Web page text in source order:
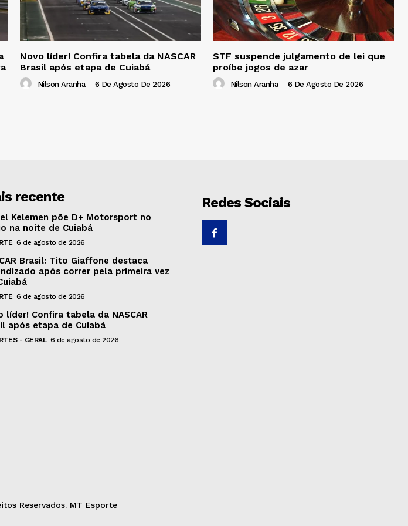
Novo líder! Confira tabela da NASCAR
Brasil após etapa de Cuiabá
Nilson Aranha - 6 De Agosto De 2026
STF suspende julgamento de lei que
proíbe jogos de azar
Nilson Aranha - 6 De Agosto De 2026
recente
Kelemen põe D+ Motorsport no
na noite de Cuiabá
6 de agosto de 2026
Brasil: Tito Giaffone destaca
após correr pela primeira vez
6 de agosto de 2026
líder! Confira tabela da NASCAR
após etapa de Cuiabá
- GERAL 6 de agosto de 2026
Redes Sociais
Reservados. MT Esporte